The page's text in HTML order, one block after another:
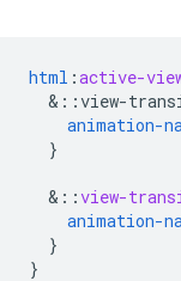
html :active-
& ::view-
animation-
}
& ::view-
animation-
}
}